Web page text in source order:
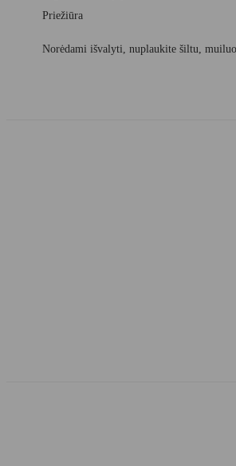
Priežiūra
Norėdami išvalyti, nuplaukite šiltu,